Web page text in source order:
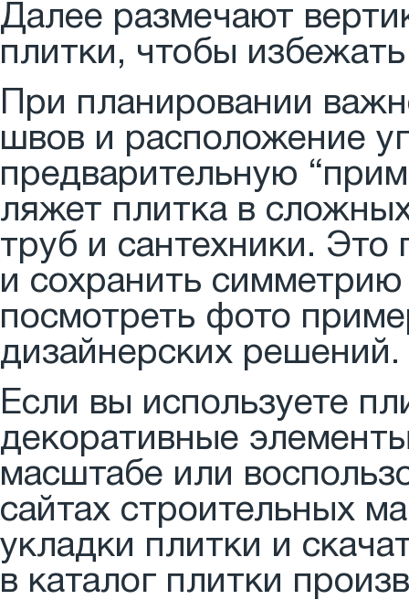
Далее размечают
плитки, чтобы
При планировании
швов и расположение
предварительную
ляжет плитка в
труб и сантехники.
и сохранить
посмотреть фото
дизайнерских решений.
Если вы используете
декоративные
масштабе или
сайтах строительных
укладки плитки и
в каталог плитки